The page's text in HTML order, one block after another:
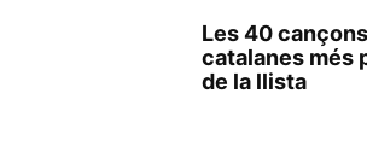
Les 40 cançons
catalanes més
de la llista